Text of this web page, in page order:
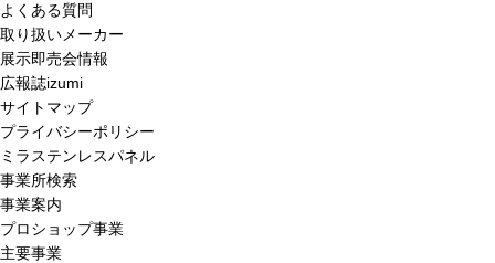
よくある質問
取り扱いメーカー
展示即売会情報
広報誌izumi
サイトマップ
プライバシーポリシー
ミラステンレスパネル
事業所検索
事業案内
プロショップ事業
主要事業